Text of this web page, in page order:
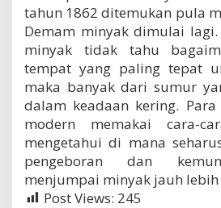
tahun 1862 ditemukan pula
Demam minyak dimulai lagi.
minyak tidak tahu
tempat yang paling tepat
maka banyak dari sumur
dalam keadaan kering.
modern memakai cara-
mengetahui di mana
pengeboran dan
menjumpai minyak jauh lebih
Post Views: 245